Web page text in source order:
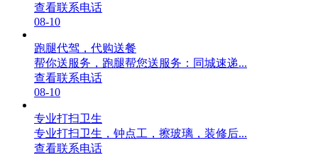
查看联系电话
08-10
跑腿代驾，代购送餐
帮你送服务，跑腿帮您送服务：同城速递...
查看联系电话
08-10
专业打扫卫生
专业打扫卫生，钟点工，擦玻璃，装修后...
查看联系电话